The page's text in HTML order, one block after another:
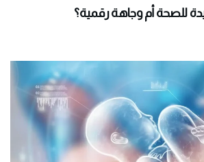
للصحة أم وجاهة رقمية؟